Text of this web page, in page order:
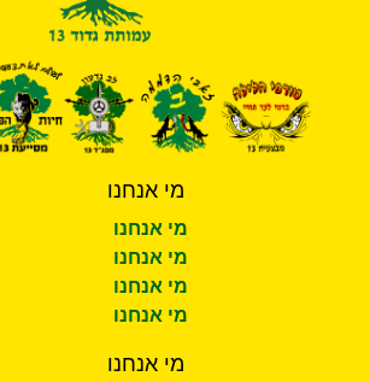
מי אנחנו
מי אנחנו
מי אנחנו
מי אנחנו
מי אנחנו
מי אנחנו